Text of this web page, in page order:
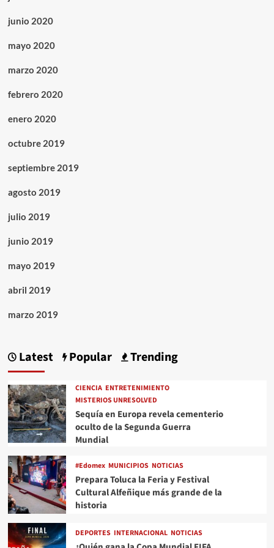
junio 2020
mayo 2020
marzo 2020
febrero 2020
enero 2020
octubre 2019
septiembre 2019
agosto 2019
julio 2019
junio 2019
mayo 2019
abril 2019
marzo 2019
Latest Popular Trending
CIENCIA ENTRETENIMIENTO
MISTERIOS UNRESOLVED
Sequía en Europa revela cementerio
oculto de la Segunda Guerra
Mundial
#Edomex MUNICIPIOS NOTICIAS
Prepara Toluca la Feria y Festival
Cultural Alfeñique más grande de la
historia
DEPORTES INTERNACIONAL NOTICIAS